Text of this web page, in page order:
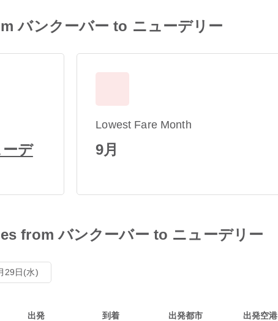
バンクーバー to ニューデリー
デ
Lowest Fare Month
9月
from バンクーバー to ニューデリー
29日(水)
出発 到着 出発都市 出発空港